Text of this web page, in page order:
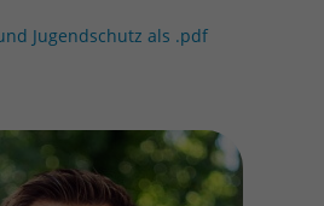
Jugendschutz als .pdf